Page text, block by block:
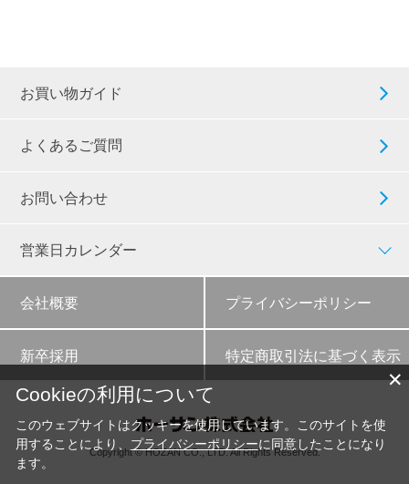
お買い物ガイド
よくあるご質問
お問い合わせ
営業日カレンダー
会社概要 プライバシーポリシー
新卒採用 特定商取引法に基づく表示
Copyright © HOZAN CO., LTD. All Rights Reserved.
✕
Cookieの利用について
このウェブサイトはクッキーを使用しています。このサイトを使
用することにより、 プライバシーポリシーに同意したことになり
ます。